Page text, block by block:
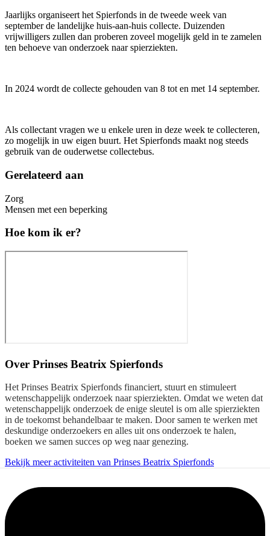
Jaarlijks organiseert het Spierfonds in de tweede week van
september de landelijke huis-aan-huis collecte. Duizenden
vrijwilligers zullen dan proberen zoveel mogelijk geld in te zamelen
ten behoeve van onderzoek naar spierziekten.
In 2024 wordt de collecte gehouden van 8 tot en met 14 september.
Als collectant vragen we u enkele uren in deze week te collecteren,
zo mogelijk in uw eigen buurt. Het Spierfonds maakt nog steeds
gebruik van de ouderwetse collectebus.
Gerelateerd aan
Zorg
Mensen met een beperking
Hoe kom ik er?
Over Prinses Beatrix Spierfonds
Het Prinses Beatrix Spierfonds financiert, stuurt en stimuleert
wetenschappelijk onderzoek naar spierziekten. Omdat we weten dat
wetenschappelijk onderzoek de enige sleutel is om alle spierziekten
in de toekomst behandelbaar te maken. Door samen te werken met
deskundige onderzoekers en alles uit ons onderzoek te halen,
boeken we samen succes op weg naar genezing.
Bekijk meer activiteiten van Prinses Beatrix Spierfonds